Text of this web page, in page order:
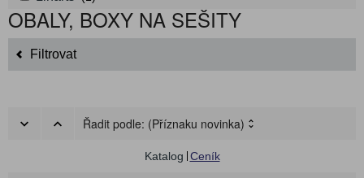
OBALY, BOXY NA SEŠITY
Filtrovat
Řadit podle: (Příznaku novinka)
Katalog Ceník